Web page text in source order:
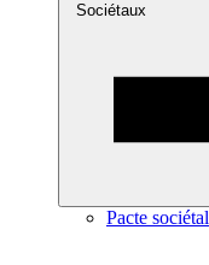
Sociétaux
Pacte sociétal